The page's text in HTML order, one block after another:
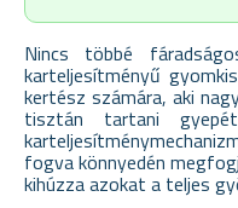
Nincs többé
karteljesítményű
kertész számára, aki
tisztán tartani
fogva könnyedén
kihúzza azokat a teljes